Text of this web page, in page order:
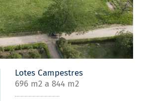
Lotes Campestres
696 m2 a 844 m2